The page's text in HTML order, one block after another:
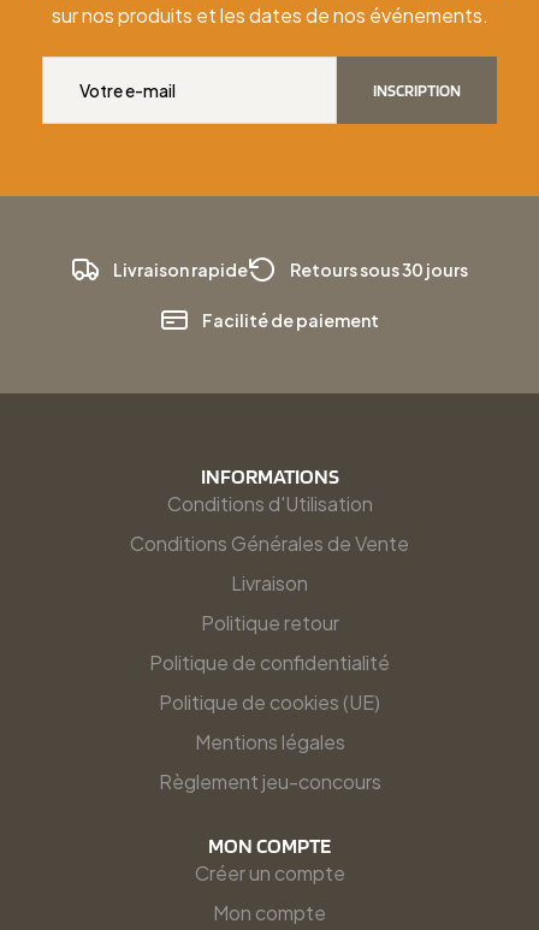
sur nos produits et les dates de nos événements.
INSCRIPTION
Livraison rapide Retours sous 30 jours
Facilité de paiement
INFORMATIONS
Conditions d'Utilisation
Conditions Générales de Vente
Livraison
Politique retour
Politique de confidentialité
Politique de cookies (UE)
Mentions légales
Règlement jeu-concours
MON COMPTE
Créer un compte
Mon compte